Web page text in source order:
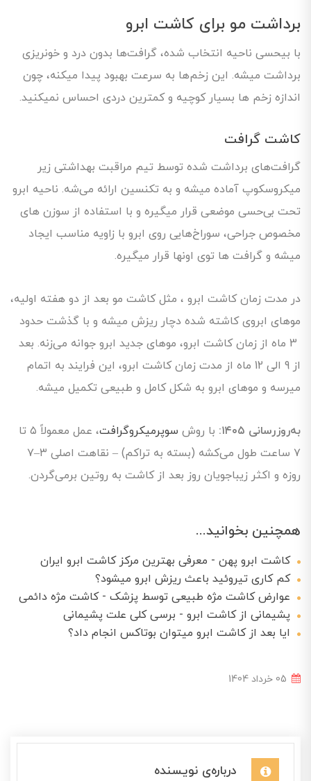
برداشت مو برای کاشت ابرو
با بیحسی ناحیه انتخاب شده، گرافت‌ها بدون درد و خونریزی
برداشت میشه. این زخم‌ها به سرعت بهبود پیدا میکنه، چون
اندازه زخم ها بسیار کوچیه و کمترین دردی احساس نمیکنید.
کاشت گرافت
گرافت‌های برداشت شده توسط تیم مراقبت بهداشتی زیر
میکروسکوپ آماده میشه و به تکنسین ارائه می‌شه. ناحیه ابرو
تحت بی‌حسی موضعی قرار میگیره و با استفاده از سوزن های
مخصوص جراحی، سوراخ‌هایی روی ابرو با زاویه مناسب ایجاد
میشه و گرافت ها توی اونها قرار میگیره.
در مدت زمان کاشت ابرو ، مثل کاشت مو بعد از دو هفته اولیه،
موهای ابروی کاشته شده دچار ریزش میشه و با گذشت حدود
3 ماه از زمان کاشت ابرو، موهای جدید ابرو جوانه می‌زنه. بعد
از 9 الی 12 ماه از مدت زمان کاشت ابرو، این فرایند به اتمام
میرسه و موهای ابرو به شکل کامل و طبیعی تکمیل میشه.
به‌روزرسانی ۱۴۰۵: با روش سوپرمیکروگرافت
، عمل معمولاً ۵ تا
۷ ساعت طول می‌کشه (بسته به تراکم) – نقاهت اصلی ۳–۷
روزه و اکثر زیباجویان روز بعد از کاشت به روتین برمی‌گردن.
همچنین بخوانید...
کاشت ابرو پهن - معرفی بهترین مرکز کاشت ابرو ایران
کم کاری تیروئید باعث ریزش ابرو میشود؟
عوارض کاشت مژه طبیعی توسط پزشک - کاشت مژه دائمی
پشیمانی از کاشت ابرو - برسی کلی علت پشیمانی
ایا بعد از کاشت ابرو میتوان بوتاکس انجام داد؟
درباره‌ی نویسنده